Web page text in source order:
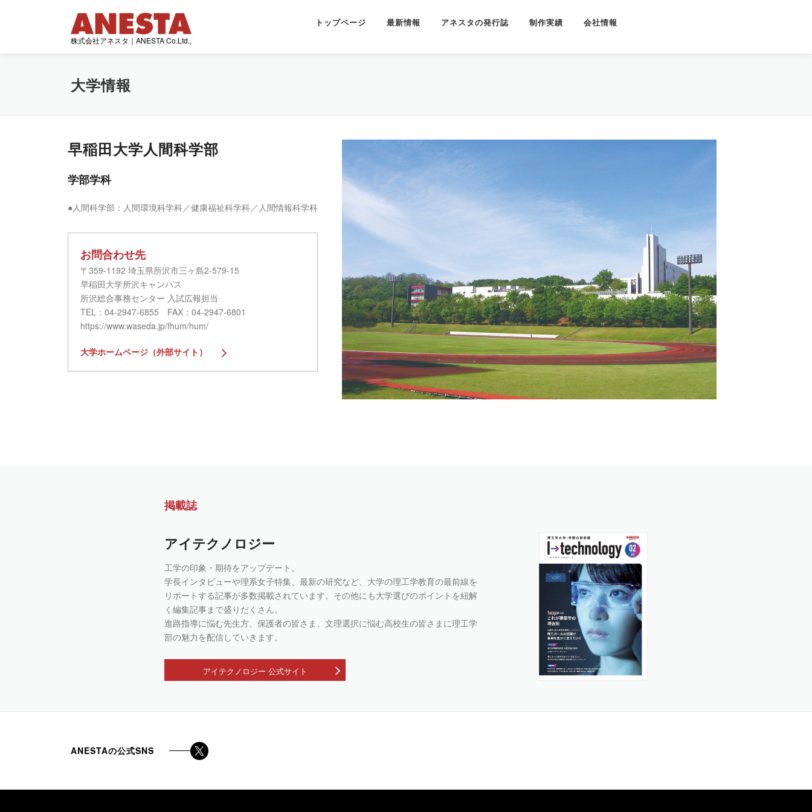
株式会社アネスタ｜ANESTA Co.Ltd.,
トップページ 最新情報 アネスタの発行誌 制作実績 会社情報
大学情報
早稲田大学人間科学部
学部学科
●人間科学部：人間環境科学科／健康福祉科学科／人間情報科学科
お問合わせ先
〒359-1192 埼玉県所沢市三ヶ島2-579-15
早稲田大学所沢キャンパス
所沢総合事務センター 入試広報担当
TEL：04-2947-6855 FAX：04-2947-6801
https://www.waseda.jp/fhum/hum/
大学ホームページ（外部サイト）
掲載誌
アイテクノロジー
工学の印象・期待をアップデート。
学長インタビューや理系女子特集、最新の研究など、大学の理工学教育の最前線を
リポートする記事が多数掲載されています。その他にも大学選びのポイントを紐解
く編集記事まで盛りだくさん。
進路指導に悩む先生方、保護者の皆さま、文理選択に悩む高校生の皆さまに理工学
部の魅力を配信していきます。
アイテクノロジー 公式サイト
ANESTAの公式SNS